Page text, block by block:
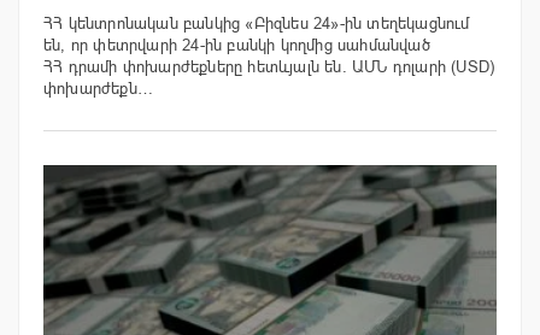
ՀՀ կենտրոնական բանկից «Բիզնես 24»-ին տեղեկացնում
են, որ փետրվարի 24-ին բանկի կողմից սահմանված
ՀՀ դրամի փոխարժեքները հետևյալն են. ԱՄՆ դոլարի (USD)
փոխարժեքն…